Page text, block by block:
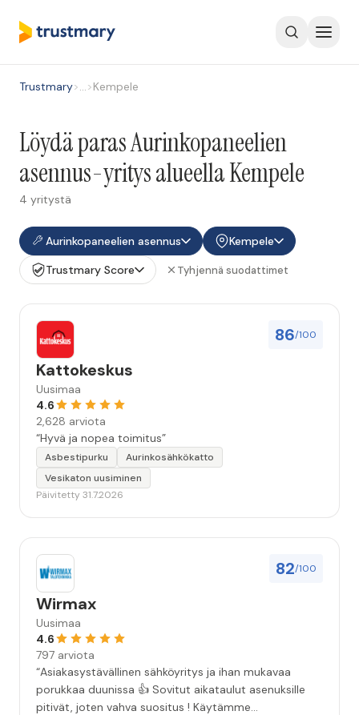
Trustmary>…>Kempele
Löydä paras Aurinkopaneelien
asennus-yritys alueella Kempele
4 yritystä
Aurinkopaneelien asennus
Kempele
Trustmary Score
Tyhjennä suodattimet
86/100
Kattokeskus
Uusimaa
4.6
2,628 arviota
“Hyvä ja nopea toimitus”
Asbestipurku
Aurinkosähkökatto
Vesikaton uusiminen
Päivitetty 31.7.2026
82/100
Wirmax
Uusimaa
4.6
797 arviota
“Asiakasystävällinen sähköyritys ja ihan mukavaa
porukkaa duunissa 👍 Sovitut aikataulut asenuksille
pitivät, joten vahva suositus ! Käytämme